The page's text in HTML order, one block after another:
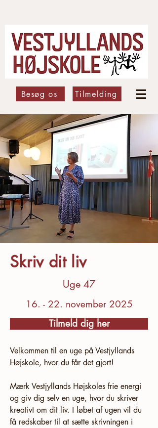
Besøg os Tilmelding
Skriv dit liv
Uge 47
16. - 22. november 2025
Tilmeld dig her
Velkommen til en uge på Vestjyllands
Højskole, hvor du får det gjort!
Mærk Vestjyllands Højskoles frie energi
og giv dig selv en uge, hvor du skriver
kreativt om dit liv. I løbet af ugen vil du
få redskaber til at sætte skrivningen i